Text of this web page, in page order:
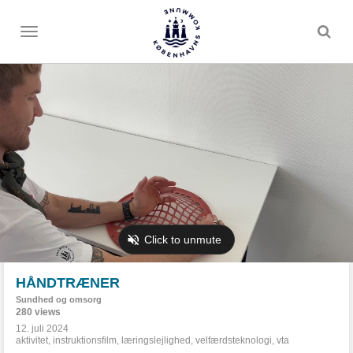
Toggle
HÅNDTRÆNER
Sundhed og omsorg
280 views
12. juli 2024
aktivitet, instruktionsfilm, læringslejlighed , velfærdsteknologi, vta